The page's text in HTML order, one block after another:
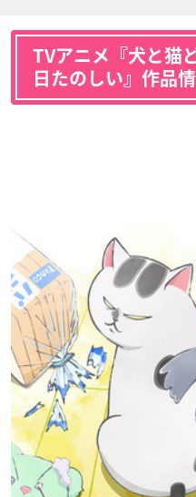
TVアニメ『犬と猫
日たのしい』作品